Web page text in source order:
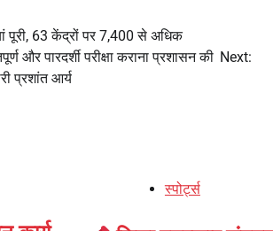
पूरी, 63 केंद्रों पर 7,400 से अधिक
और पारदर्शी परीक्षा कराना प्रशासन की
प्रशांत आर्य
Next:
स्पोर्ट्स